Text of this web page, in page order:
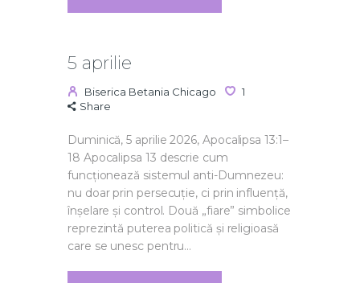
5 aprilie
Biserica Betania Chicago
1
Share
Duminică, 5 aprilie 2026, Apocalipsa 13:1–
18 Apocalipsa 13 descrie cum
funcționează sistemul anti-Dumnezeu:
nu doar prin persecuție, ci prin influență,
înșelare și control. Două „fiare” simbolice
reprezintă puterea politică și religioasă
care se unesc pentru…